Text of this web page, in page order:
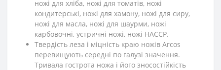
ножі для хліба, ножі для томатів, ножі
кондитерські, ножі для хамону, ножі для сиру,
ножі для масла, ножі для шаурми, ножі
карбовочні, устричні ножі, ножі HACCP.
Твердість леза і міцність краю ножів Arcos
перевищують середні по галузі значення.
Тривала гострота ножа і його зносостійкість